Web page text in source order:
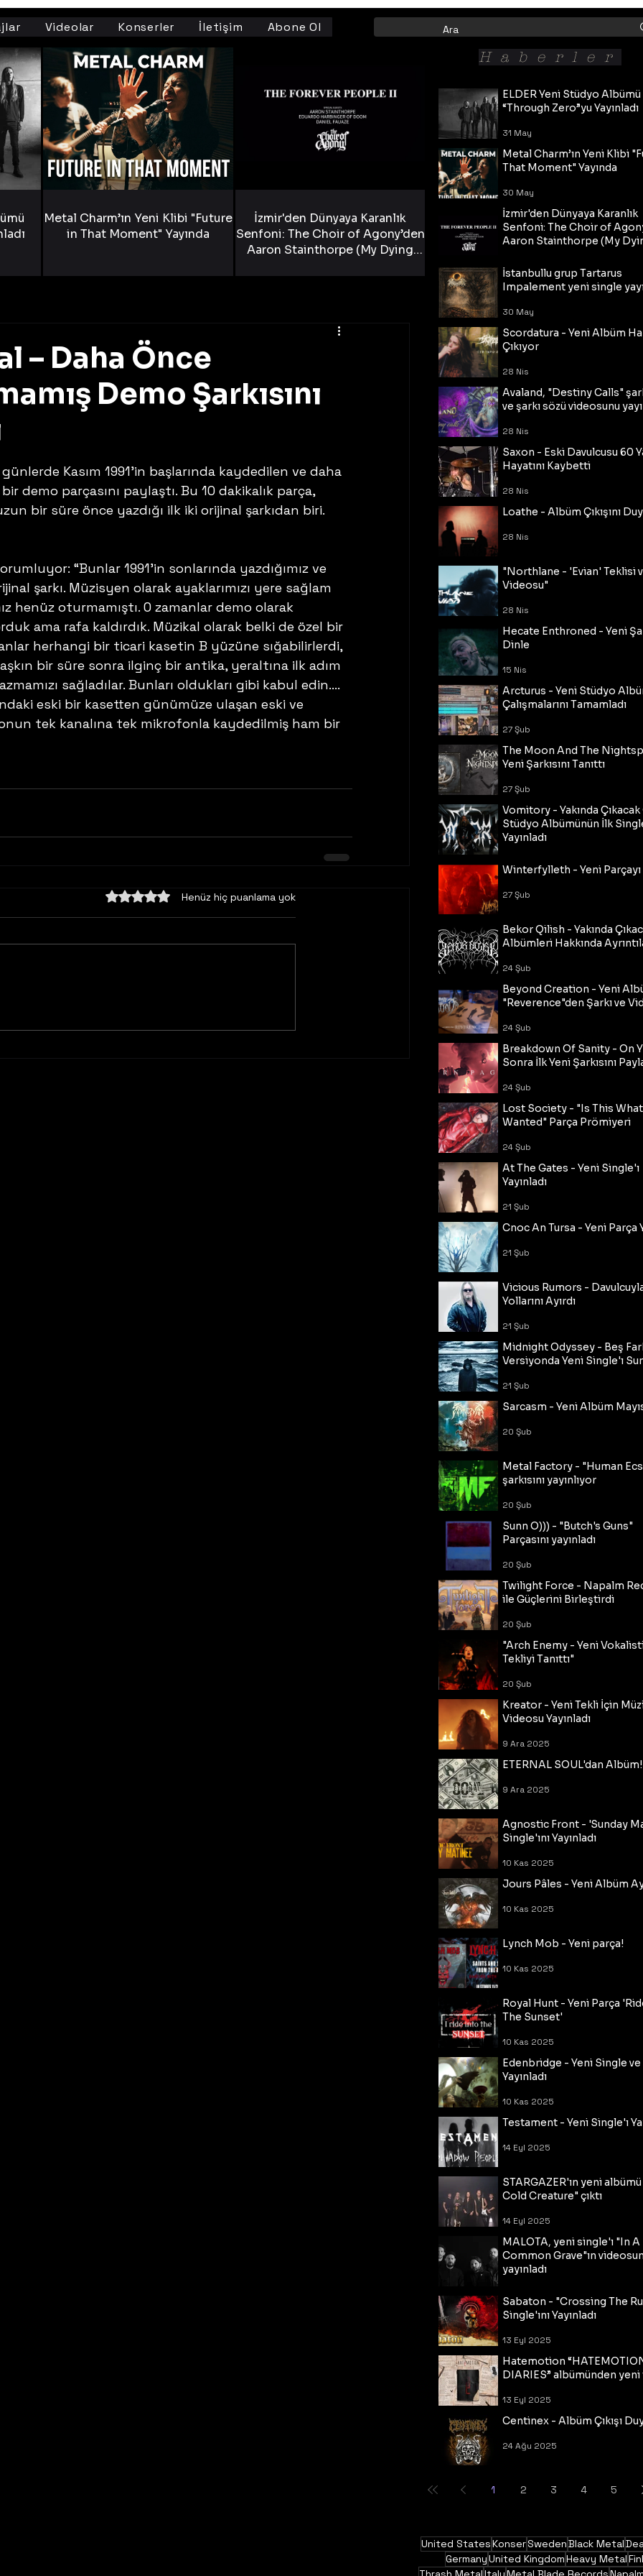
Videolar Konserler İletişim Abone Ol
– Daha Önce
Demo Şarkısını
Kasım 1991’in başlarında kaydedilen ve daha
demo parçasını paylaştı. Bu 10 dakikalık parça,
bir süre önce yazdığı ilk iki orijinal şarkıdan biri.
“Bunlar 1991’in sonlarında yazdığımız ve
şarkı. Müzisyen olarak ayaklarımızı yere sağlam
henüz oturmamıştı. O zamanlar demo olarak
ama rafa kaldırdık. Müzikal olarak belki de özel bir
herhangi bir ticari kasetin B yüzüne sığabilirlerdi,
bir süre sonra ilginç bir antika, yeraltına ilk adım
sağladılar. Bunları oldukları gibi kabul edin….
eski bir kasetten günümüze ulaşan eski ve
tek kanalına tek mikrofonla kaydedilmiş ham bir
5 üzerinden 0 yıldızHenüz hiç puanlama yok
Metal Charm’ın Yeni Klibi "Future
in That Moment" Yayında
İzmir'den Dünyaya Karanlık
Senfoni: The Choir of Agony’den
Aaron Stainthorpe (My Dying
ELDER Yeni Stüdyo Albümü
“Through Zero”yu Yayınladı
31 May
Metal Charm’ın Yeni Klibi
That Moment" Yayında
30 May
İzmir'den Dünyaya Karanlık
Senfoni: The Choir of
Aaron Stainthorpe (My
Tekli!
30 May
İstanbullu grup Tartarus
Impalement yeni single
30 May
Scordatura - Yeni Albüm
Çıkıyor
28 Nis
Avaland, "Destiny Calls"
ve şarkı sözü videosunu
28 Nis
Saxon - Eski Davulcusu 60
Hayatını Kaybetti
28 Nis
Loathe - Albüm Çıkışını
28 Nis
"Northlane - 'Evian' Teklisi
Videosu"
28 Nis
Hecate Enthroned - Yeni
Dinle
15 Nis
Arcturus - Yeni Stüdyo
Çalışmalarını Tamamladı
27 Şub
The Moon And The
Yeni Şarkısını Tanıttı
27 Şub
Vomitory - Yakında
Stüdyo Albümünün İlk
Yayınladı
Winterfylleth - Yeni Parçayı
27 Şub
Bekor Qilish - Yakında
Albümleri Hakkında
24 Şub
Beyond Creation - Yeni
"Reverence"den Şarkı ve
24 Şub
Breakdown Of Sanity - On
Sonra İlk Yeni Şarkısını
24 Şub
Lost Society - "Is This
Wanted" Parça Prömiyeri
24 Şub
At The Gates - Yeni Single'ı
Yayınladı
21 Şub
Cnoc An Tursa - Yeni Parça
21 Şub
Vicious Rumors -
Yollarını Ayırdı
21 Şub
Midnight Odyssey - Beş
Versiyonda Yeni Single'ı
21 Şub
Sarcasm - Yeni Albüm
20 Şub
Metal Factory - "Human
şarkısını yayınlıyor
20 Şub
Sunn O))) - "Butch's Guns"
Parçasını yayınladı
20 Şub
Twilight Force - Napalm
ile Güçlerini Birleştirdi
20 Şub
"Arch Enemy - Yeni
Tekliyi Tanıttı"
20 Şub
Kreator - Yeni Tekli İçin
Videosu Yayınladı
9 Ara 2025
ETERNAL SOUL'dan Albüm!
9 Ara 2025
Agnostic Front - 'Sunday
Single'ını Yayınladı
10 Kas 2025
Jours Pâles - Yeni Albüm
10 Kas 2025
Lynch Mob - Yeni parça!
10 Kas 2025
Royal Hunt - Yeni Parça
The Sunset'
10 Kas 2025
Edenbridge - Yeni Single
Yayınladı
10 Kas 2025
Testament - Yeni Single'ı
14 Eyl 2025
STARGAZER'ın yeni
Cold Creature" çıktı
14 Eyl 2025
MALOTA, yeni single'ı "In A
Common Grave"ın
yayınladı
Sabaton - "Crossing The
Single'ını Yayınladı
13 Eyl 2025
Hatemotion
DIARIES” albümünden
13 Eyl 2025
Centinex - Albüm Çıkışı
24 Ağu 2025
1 2 3 4 5
United StatesKonserSwedenBlack Metal
GermanyUnited KingdomHeavy Metal
Haberler